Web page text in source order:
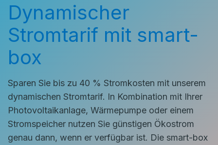
Dynamischer
Stromtarif mit smart-
box
Sparen Sie bis zu 40 % Stromkosten mit unserem
dynamischen Stromtarif. In Kombination mit Ihrer
Photovoltaikanlage, Wärmepumpe oder einem
Stromspeicher nutzen Sie günstigen Ökostrom
genau dann, wenn er verfügbar ist. Die smart-box